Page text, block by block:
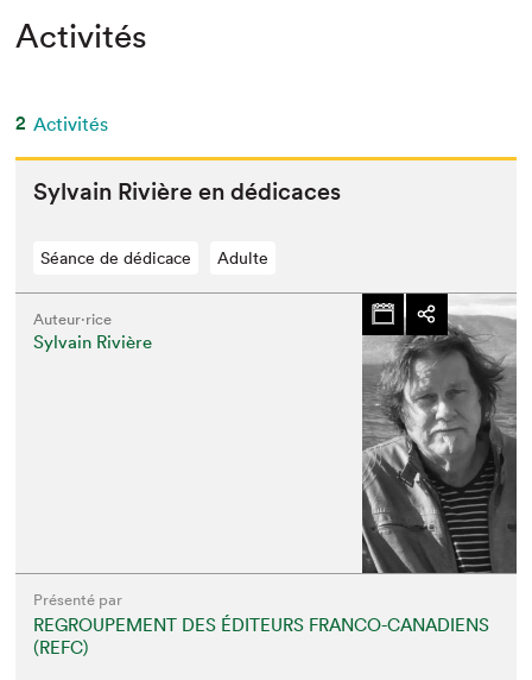
Activités
2 Activités
Syl­vain Riv­ière en dédicaces
Séance de dédicace Adulte
Auteur·rice
Sylvain Rivière
Présenté par
REGROUPEMENT DES ÉDITEURS FRANCO-CANADIENS
(REFC)